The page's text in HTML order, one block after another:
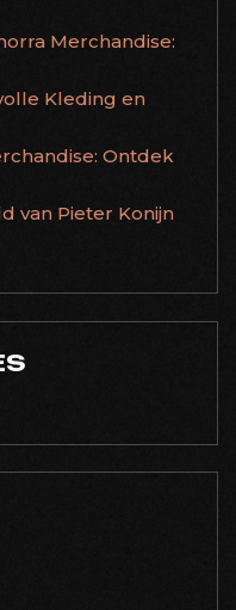
Merchandise:
Kleding en
Ontdek
van Pieter Konijn